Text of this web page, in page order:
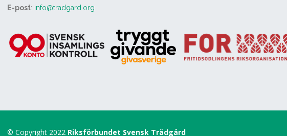
E-post: info@tradgard.org
© Copyright 2022 Riksförbundet Svensk Trädgård